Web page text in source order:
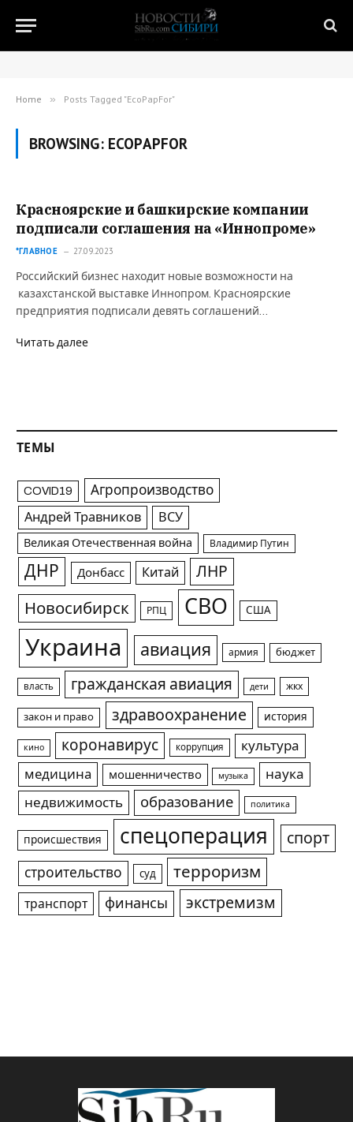
Home » Posts Tagged "EcoPapFor"
BROWSING: ECOPAPFOR
Красноярские и башкирские компании
подписали соглашения на «Иннопроме»
*ГЛАВНОЕ 27.09.2023
Российский бизнес находит новые возможности на
казахстанской выставке Иннопром. Красноярские
предприятия подписали девять соглашений…
Читать далее
ТЕМЫ
COVID19 Агропроизводство
Андрей Травников ВСУ
Великая Отечественная война Владимир Путин
ДНР Донбасс Китай ЛНР
Новосибирск РПЦ СВО США
Украина авиация армия бюджет
власть гражданская авиация дети жкх
закон и право здравоохранение история
кино коронавирус коррупция
культура
медицина
мошенничество музыка
наука
недвижимость
образование политика
происшествия спецоперация спорт
строительство суд терроризм
транспорт финансы экстремизм